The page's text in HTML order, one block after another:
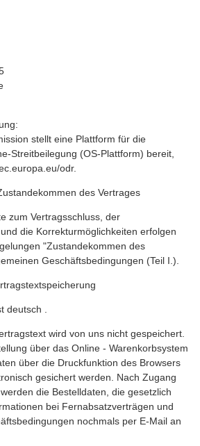
stellt eine Plattform für die
Streitbeilegung (OS-Plattform) bereit,
odr.
des Vertrages
zum Vertragsschluss, der
die Korrekturmöglichkeiten erfolgen
"Zustandekommen des
Geschäftsbedingungen (Teil I.).
deutsch .
wird von uns nicht gespeichert.
über das Online - Warenkorbsystem
über die Druckfunktion des Browsers
gesichert werden. Nach Zugang
die Bestelldaten, die gesetzlich
bei Fernabsatzverträgen und
nochmals per E-Mail an